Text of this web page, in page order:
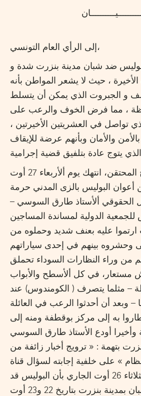
إلى الرأي العام التونسي،
ضد شبان مدينة بنزرت شدة و
، حيث لا يشعر المواطن بأنه
و الجبروت الذي يمكن أن يتسلط
، مما فرض الخوف والرعب على
تواصل في العشريتين الأخيرتين ،
والأمان وبأنهم عرضة للإيقاف
وفي هذا المناخ المحتقن، انتهك يوم ألأربعاء 27 أوت
من أعوان البوليس بالزى المدني حرمة
الحقوقي ألأستاذ طارق السوسي –
الدولية لمساندة المساجين
ارتموا عليه بعنف شديد وحملوه من
وحشروه بينهم في إحدى سياراتهم
من وراء النظارات السوداء تحملق
مستعار، في كل ألأسطح والأبواب
– مثلما يتصرف ( الكومندوس) عند
– وبعد أن أحدثوا الرعب في العائلة
به إلى مركز بوقطفة ومنه إلى
وأخيرا أودع الأستاذ طارق السوسي
بتهمة : « ترويج أخبار زائفة من
» على خلفية إجابته لسؤال قناة
الجزيرة مساء يوم الثلاثاء 26 أوت الجاري بأن البوليس قد
أوقف ســبــعـة شبان بمدينة بنزرت بتاريخ 22 و23 أوت